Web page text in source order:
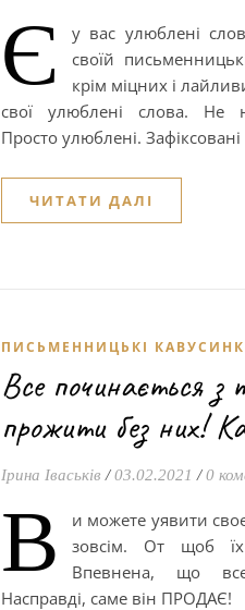
Є
у вас улюблені
своїй
крім міцних і
свої улюблені слова. Не
Просто улюблені. Зафіксовані
ЧИТАТИ ДАЛІ
ПИСЬМЕННИЦЬКІ
Все починається з
прожити без них!
Ірина Іваськів / 03.02.2021 / 0
В
и можете уявити
зовсім. От щоб
Впевнена, що
Насправді, саме він ПРОДАЄ!